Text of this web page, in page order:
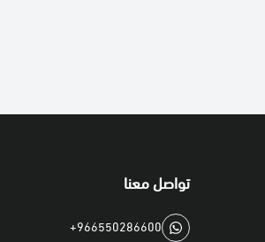
تواصل معنا
+966550286600